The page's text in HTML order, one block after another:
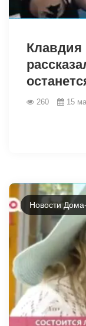
Клавдия
260 15
Новости